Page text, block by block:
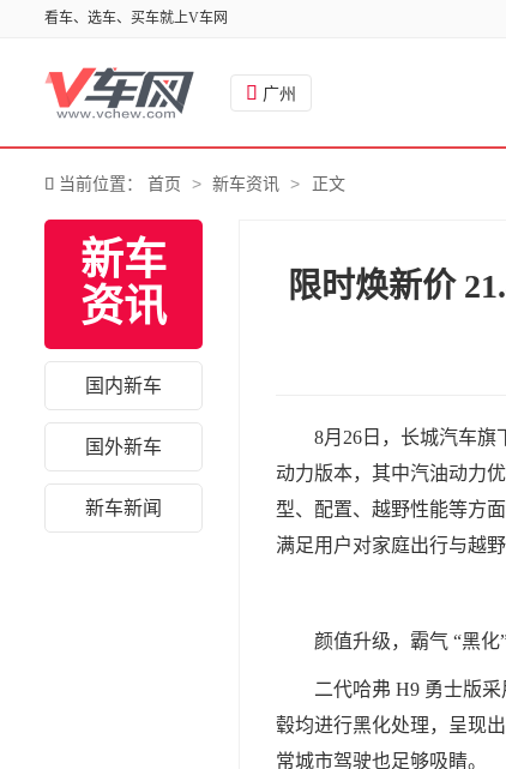
看车、选车、买车就上V车网
 广州
 当前位置： 首页 > 新车资讯 > 正文
新车
资讯
国内新车
国外新车
新车新闻
限时焕新价
8月26日，长城汽车
动力版本，其中汽油动力
型、配置、越野性能等方
满足用户对家庭出行与越
颜值升级，霸气 “黑化
二代哈弗 H9 勇士版
毂均进行黑化处理，呈现
常城市驾驶也足够吸睛。